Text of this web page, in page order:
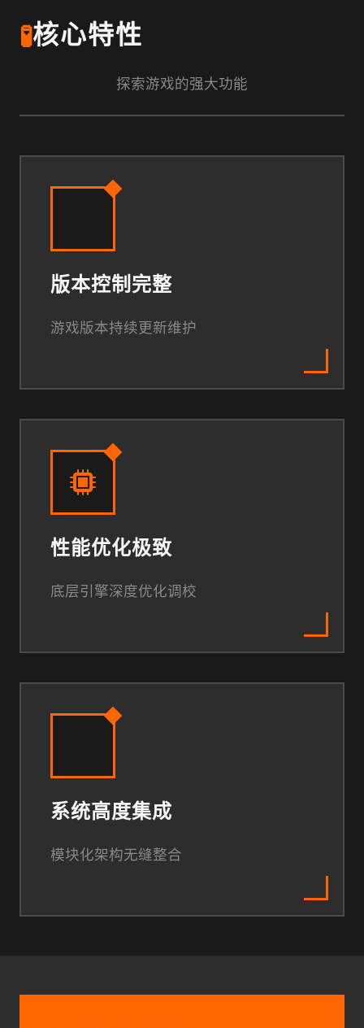
🧪核心特性
探索游戏的强大功能
版本控制完整
游戏版本持续更新维护
性能优化极致
底层引擎深度优化调校
系统高度集成
模块化架构无缝整合